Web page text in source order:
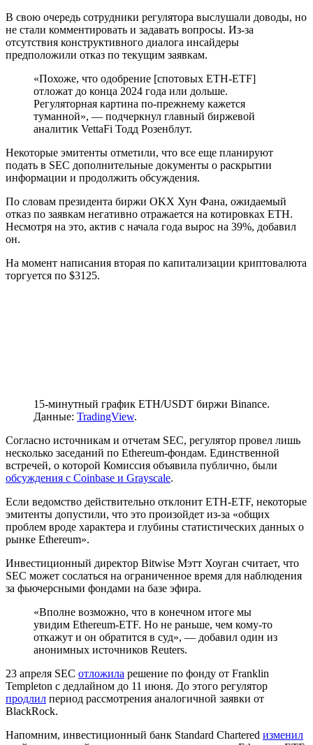
В свою очередь сотрудники регулятора выслушали доводы, но
не стали комментировать и задавать вопросы. Из-за
отсутствия конструктивного диалога инсайдеры
предположили отказ по текущим заявкам.
«Похоже, что одобрение [спотовых ETH-ETF]
отложат до конца 2024 года или дольше.
Регуляторная картина по-прежнему кажется
туманной», — подчеркнул главный биржевой
аналитик VettaFi Тодд Розенблут.
Некоторые эмитенты отметили, что все еще планируют
подать в SEC дополнительные документы о раскрытии
информации и продолжить обсуждения.
По словам президента биржи OKX Хун Фана, ожидаемый
отказ по заявкам негативно отражается на котировках ETH.
Несмотря на это, актив с начала года вырос на 39%, добавил
он.
На момент написания вторая по капитализации криптовалюта
торгуется по $3125.
15-минутный график ETH/USDT биржи Binance.
Данные: TradingView.
Согласно источникам и отчетам SEC, регулятор провел лишь
несколько заседаний по Ethereum-фондам. Единственной
встречей, о которой Комиссия объявила публично, были
обсуждения с Coinbase и Grayscale.
Если ведомство действительно отклонит ETH-ETF, некоторые
эмитенты допустили, что это произойдет из-за «общих
проблем вроде характера и глубины статистических данных о
рынке Ethereum».
Инвестиционный директор Bitwise Мэтт Хоуган считает, что
SEC может сослаться на ограниченное время для наблюдения
за фьючерсными фондами на базе эфира.
«Вполне возможно, что в конечном итоге мы
увидим Ethereum-ETF. Но не раньше, чем кому-то
откажут и он обратится в суд», — добавил один из
анонимных источников Reuters.
23 апреля SEC отложила решение по фонду от Franklin
Templeton с дедлайном до 11 июня. До этого регулятор
продлил период рассмотрения аналогичной заявки от
BlackRock.
Напомним, инвестиционный банк Standard Chartered изменил